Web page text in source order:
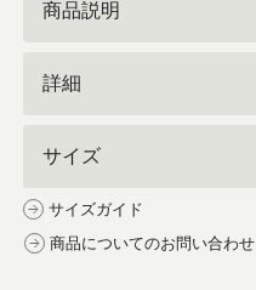
商品説明
詳細
サイズ
サイズガイド
商品についてのお問い合わせ